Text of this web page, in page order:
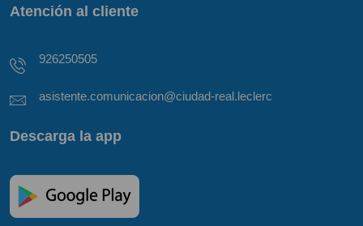
Atención al cliente
926250505
asistente.comunicacion@ciudad-real.leclerc
Descarga la app